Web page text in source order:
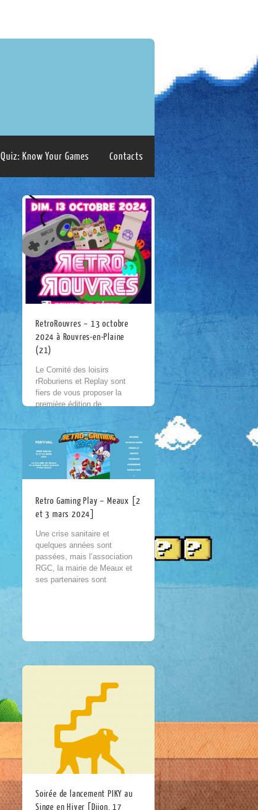
Quiz: Know Your Games Contacts
RetroRouvres – 13 octobre
2024 à Rouvres-en-Plaine
(21)
Le Comité des loisirs
rRoburiens et Replay sont
fiers de vous proposer la
première édition de
découvrir ou redécouvrir les
consoles de jeux vidéos des
années 80/90/2000 à...
Retro Gaming Play – Meaux [2
et 3 mars 2024]
Une crise sanitaire et
quelques années sont
passées, mais l’association
RGC, la mairie de Meaux et
ses partenaires sont
Soirée de lancement PIKY au
Singe en Hiver [Dijon, 17